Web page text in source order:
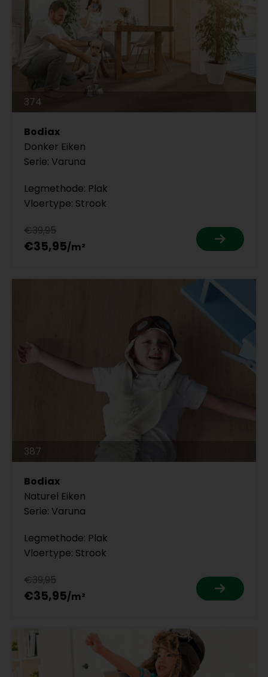
374
Bodiax
Donker Eiken
Serie: Varuna
Legmethode: Plak
Vloertype: Strook
€39,95
€35,95
387
Bodiax
Naturel Eiken
Serie: Varuna
Legmethode: Plak
Vloertype: Strook
€39,95
€35,95